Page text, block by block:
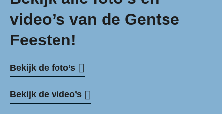
1
6
t
t
5
v
n
d
e
G
e
i
d
video’s van de Gentse
Feesten!
Bekijk de foto’s
Bekijk de video’s